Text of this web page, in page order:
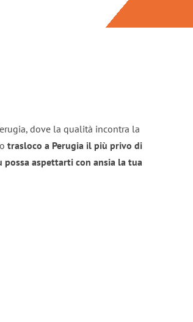
dove la qualità incontra la
trasloco a Perugia il più privo di
possa aspettarti con ansia la tua